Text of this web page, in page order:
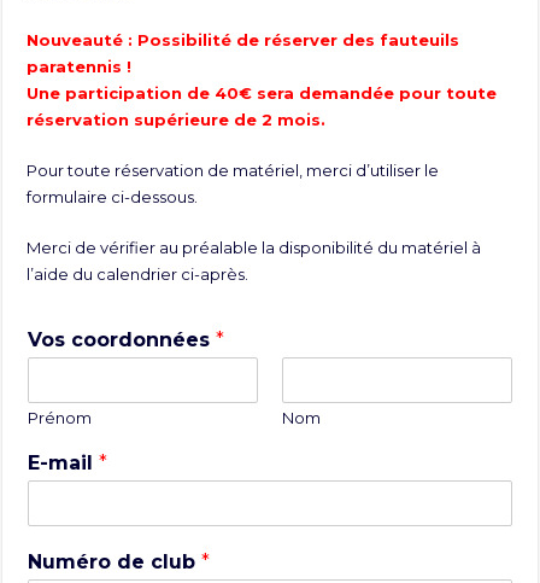
Nouveauté : Possibilité de réserver des fauteuils
paratennis !
Une participation de 40€ sera demandée pour toute
réservation supérieure de 2 mois.
Pour toute réservation de matériel, merci d’utiliser le
formulaire ci-dessous.
Merci de vérifier au préalable la disponibilité du matériel à
l’aide du calendrier ci-après.
Vos coordonnées*
Prénom Nom
E-mail*
Numéro de club*